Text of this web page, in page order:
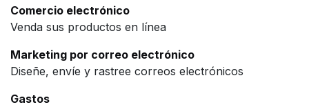
Comercio electrónico
Venda sus productos en línea
Marketing por correo electrónico
Diseñe, envíe y rastree correos electrónicos
Gastos